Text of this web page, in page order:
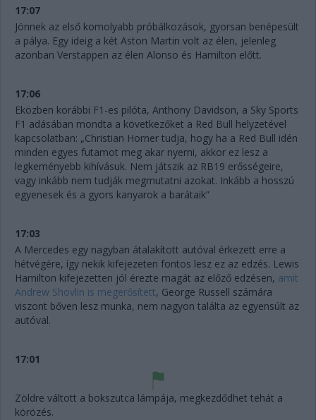
17:07
Jönnek az első komolyabb próbálkozások, gyorsan benépesült
a pálya. Egy ideig a két Aston Martin volt az élen, jelenleg
azonban Verstappen az élen Alonso és Hamilton előtt.
17:06
Eközben korábbi F1-es pilóta, Anthony Davidson, a Sky Sports
F1 adásában mondta a következőket a Red Bull helyzetével
kapcsolatban: „Christian Horner tudja, hogy ha a Red Bull idén
minden egyes futamot meg akar nyerni, akkor ez lesz a
legkeményebb kihívásuk. Nem játszik az RB19 erősségeire,
vagy inkább nem tudják megmutatni azokat. Inkább a hosszú
egyenesek és a gyors kanyarok a barátaik”
17:03
A Mercedes egy nagyban átalakított autóval érkezett erre a
hétvégére, így nekik kifejezeten fontos lesz ez az edzés. Lewis
Hamilton kifejezetten jól érezte magát az előző edzésen, amit
Andrew Shovlin is megerősített, George Russell számára
viszont bőven lesz munka, nem nagyon találta az egyensúlt az
autóval.
17:01
Zöldre váltott a bokszutca lámpája, megkezdődhet tehát a
körözés.